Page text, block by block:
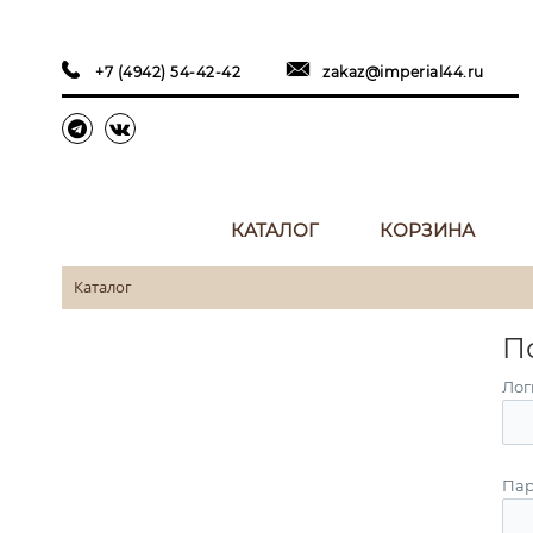
+7 (4942) 54-42-42 zakaz@imperial44.ru
КАТАЛОГ КОРЗИНА
Каталог